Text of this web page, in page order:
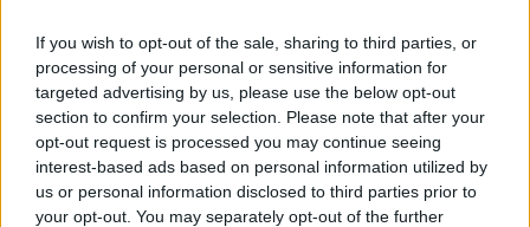
If you wish to opt-out of the sale, sharing to third parties, or
processing of your personal or sensitive information for
targeted advertising by us, please use the below opt-out
section to confirm your selection. Please note that after your
opt-out request is processed you may continue seeing
interest-based ads based on personal information utilized by
us or personal information disclosed to third parties prior to
your opt-out. You may separately opt-out of the further
Vodopád Peričnik, Slovinsko -
Parkovanie, turistika, otváracie hodiny
...
24. júna 2022